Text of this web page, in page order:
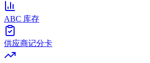
ABC 库存
供应商记分卡